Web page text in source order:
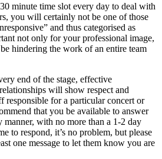
minute time slot every day to deal with
you will certainly not be one of those
and thus categorised as
not only for your professional image,
hindering the work of an entire team
end of the stage, effective
will show respect and
responsible for a particular concert or
that you be available to answer
manner, with no more than a 1-2 day
to respond, it’s no problem, but please
one message to let them know you are